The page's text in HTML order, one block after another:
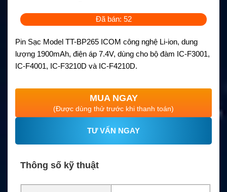
Đã bán: 52
Pin Sạc Model TT-BP265 ICOM công nghệ Li-ion, dung
lượng 1900mAh, điện áp 7.4V, dùng cho bộ đàm IC-F3001,
IC-F4001, IC-F3210D và IC-F4210D.
MUA NGAY
(Được dùng thử trước khi thanh toán)
TƯ VẤN NGAY
Thông số kỹ thuật